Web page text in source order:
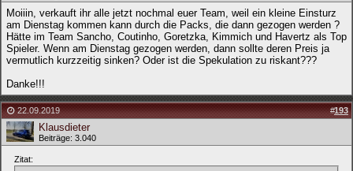
Moiiin, verkauft ihr alle jetzt nochmal euer Team, weil ein kleine Einsturz
am Dienstag kommen kann durch die Packs, die dann gezogen werden ?
Hätte im Team Sancho, Coutinho, Goretzka, Kimmich und Havertz als Top
Spieler. Wenn am Dienstag gezogen werden, dann sollte deren Preis ja
vermutlich kurzzeitig sinken? Oder ist die Spekulation zu riskant???
Danke!!!
22.09.2019 #193
Klausdieter
Beiträge: 3.040
Zitat: